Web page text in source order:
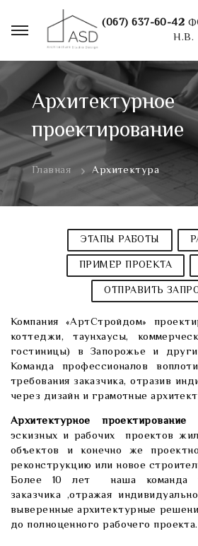
(067) 637-60-42
Н.В.
Архитектурное
проектирование
Главная Архитектура
ЭТАПЫ РАБОТЫ
ПРИМЕР ПРОЕКТА
ОТПРАВИТЬ
Компания «АртСтройдом»
коттеджи, таунхаусы,
гостиницы) в Запорожье и
Команда профессионалов
требования заказчика, отразив
через дизайн и грамотные
Архитектурное проектирование
эскизных и рабочих проектов
объектов и конечно же
реконструкцию или новое
Более 10 лет наша команда
заказчика ,отражая
выверенные архитектурные
до полноценного рабочего проекта.